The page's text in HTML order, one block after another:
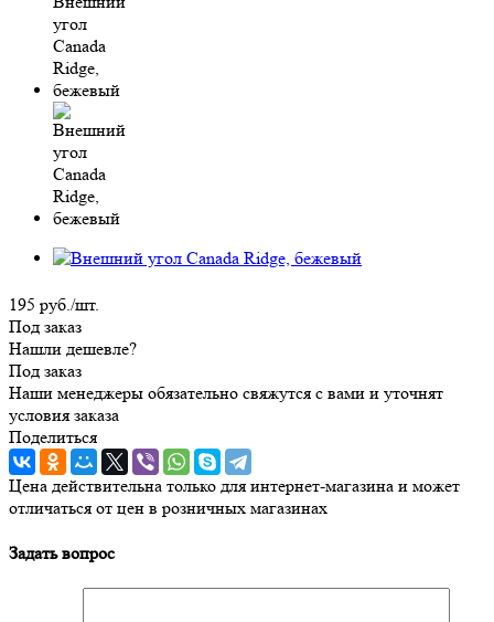
195 руб./шт.
Под заказ
Нашли дешевле?
Под заказ
Наши менеджеры обязательно свяжутся с вами и уточнят
условия заказа
Поделиться
Цена действительна только для интернет-магазина и может
отличаться от цен в розничных магазинах
Задать вопрос